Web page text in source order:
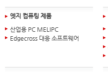
엣지 컴퓨팅 제품
산업용 PC MELIPC
Edgecross 대응 소프트웨어